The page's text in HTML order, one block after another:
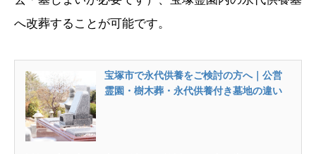
へ改葬することが可能です。
宝塚市で永代供養をご検討の方へ｜公営
霊園・樹木葬・永代供養付き墓地の違い